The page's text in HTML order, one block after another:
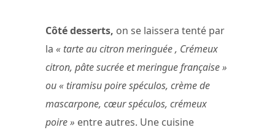
Côté desserts, on se laissera tenté par
la « tarte au citron meringuée , Crémeux
citron, pâte sucrée et meringue française »
ou « tiramisu poire spéculos, crème de
mascarpone, cœur spéculos, crémeux
poire » entre autres. Une cuisine